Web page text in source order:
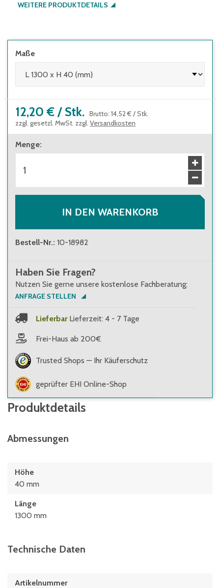
WEITERE PRODUKTDETAILS
Maße
12,20 € / Stk. Brutto: 14,52 € /Stk.
zzgl. gesetzl. MwSt. zzgl. Versandkosten
Menge:
IN DEN WARENKORB
Bestell-Nr.: 10-18982
Haben Sie Fragen?
Nutzen Sie gerne unsere kostenlose Fachberatung:
ANFRAGE STELLEN
Lieferbar Lieferzeit: 4 - 7 Tage
Frei-Haus ab 200€
Trusted Shops — Ihr Käuferschutz
geprüfter EHI Online-Shop
Produktdetails
Abmessungen
Höhe
40 mm
Länge
1300 mm
Technische Daten
Artikelnummer